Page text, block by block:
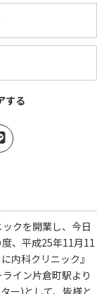
する
クを開業し、今日
、平成25年11月11
内科クリニック』
イン片倉町駅より